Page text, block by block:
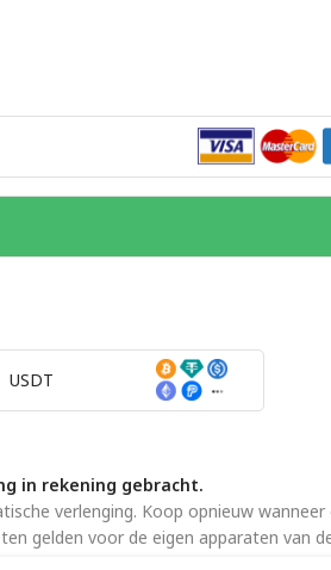
USDT
in rekening gebracht.
verlenging. Koop opnieuw
gelden voor de eigen apparaten van